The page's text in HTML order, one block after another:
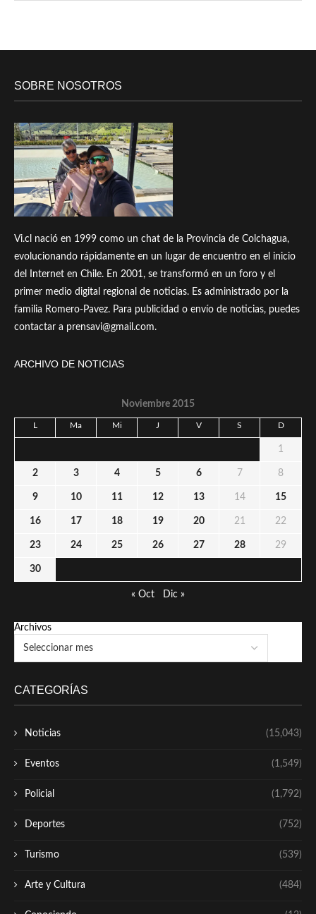
SOBRE NOSOTROS
Vi.cl nació en 1999 como un chat de la Provincia de Colchagua,
evolucionando rápidamente en un lugar de encuentro en el inicio
del Internet en Chile. En 2001, se transformó en un foro y el
primer medio digital regional de noticias. Es administrado por la
familia Romero-Pavez. Para publicidad o envío de noticias, puedes
contactar a prensavi@gmail.com.
ARCHIVO DE NOTICIAS
Noviembre 2015
L Ma Mi J V S D
1
2 3 4 5 6 7 8
9 10 11 12 13 14 15
16 17 18 19 20 21 22
23 24 25 26 27 28 29
30
« Oct Dic »
Archivos
CATEGORÍAS
Noticias (15,043)
Eventos (1,549)
Policial (1,792)
Deportes (752)
Turismo (539)
Arte y Cultura (484)